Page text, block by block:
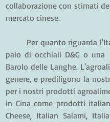
collaborazione con stimati
mercato cinese.
Per quanto riguarda
paio di occhiali D&G o una
Barolo delle Langhe.
genere, e prediligono la
per i nostri prodotti
in Cina come prodotti
Cheese, Italian Salami,